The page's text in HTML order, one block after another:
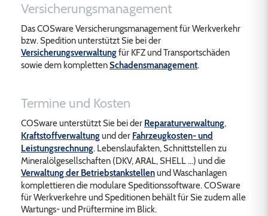
Versicherungsmanagement
Das COSware Versicherungsmanagement für Werkverkehr
bzw. Spedition unterstützt Sie bei der
Versicherungsverwaltungfür KFZ und Transportschäden
sowie dem komplettenSchadensmanagement.
Termine und Kosten
COSware unterstützt Sie bei der Reparaturverwaltung,
Kraftstoffverwaltungund der Fahrzeugkosten- und
Leistungsrechnung. Lebenslaufakten, Schnittstellen zu
Mineralölgesellschaften (DKV, ARAL, SHELL ...) und die
Verwaltung der Betriebstankstellenund Waschanlagen
komplettieren die modulare Speditionssoftware. COSware
für Werkverkehre und Speditionen behält für Sie zudem alle
Wartungs- und Prüftermine im Blick.